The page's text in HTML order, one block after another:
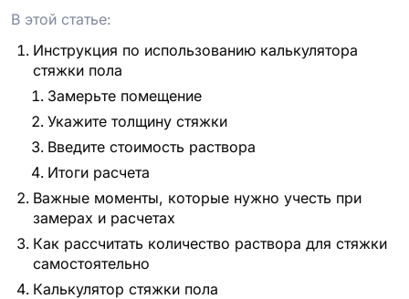
В этой статье:
Инструкция по использованию калькулятора
стяжки пола
Замерьте помещение
Укажите толщину стяжки
Введите стоимость раствора
Итоги расчета
Важные моменты, которые нужно учесть при
замерах и расчетах
Как рассчитать количество раствора для стяжки
самостоятельно
Калькулятор стяжки пола